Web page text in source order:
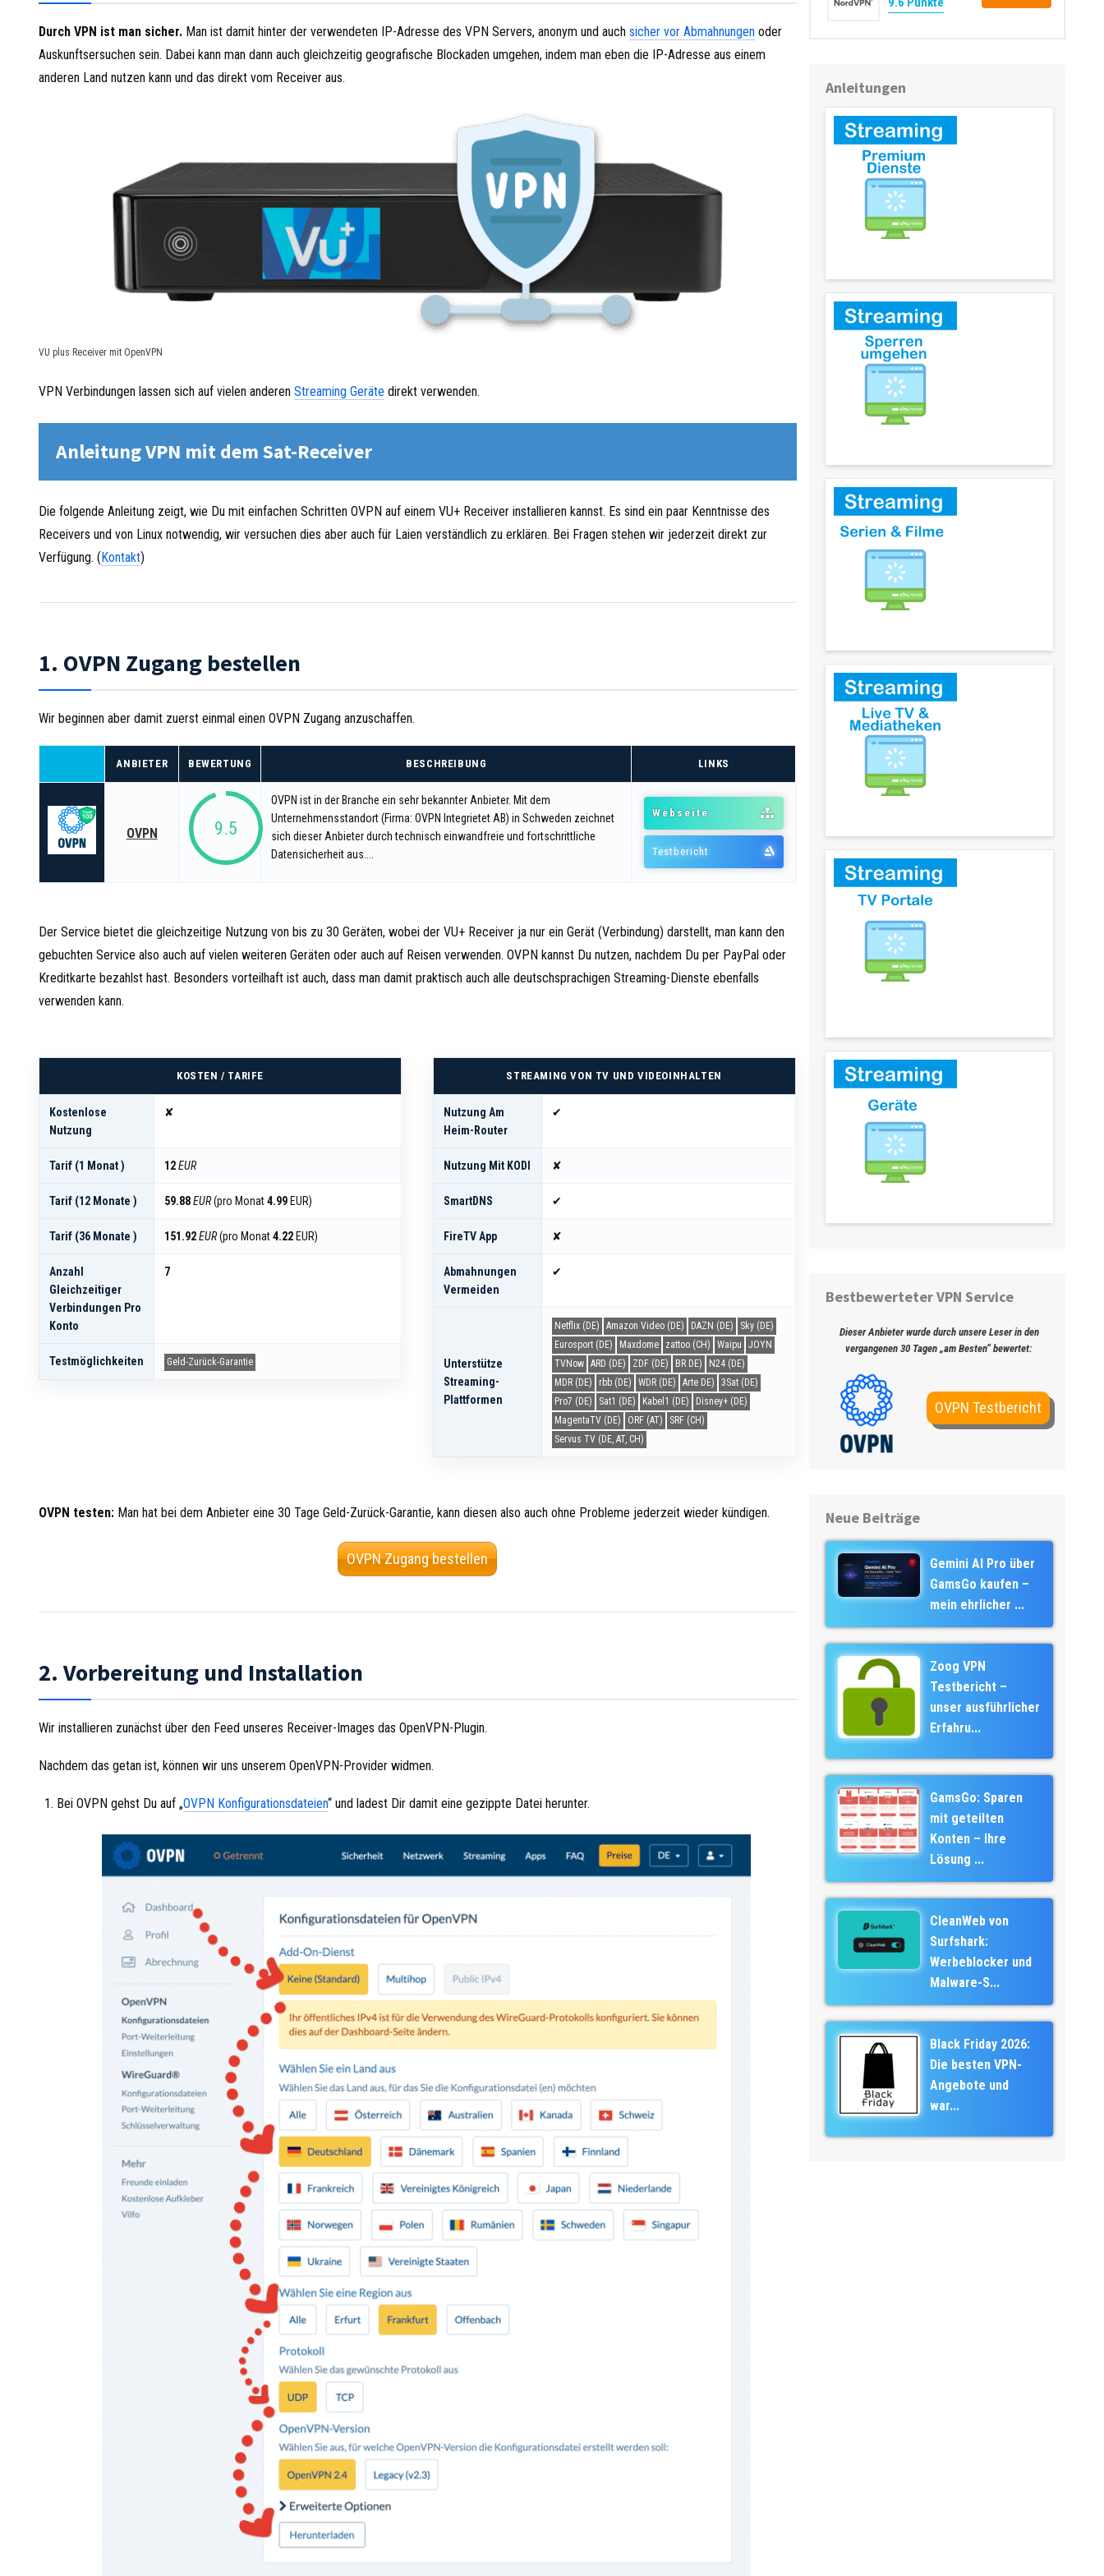
Durch VPN ist man sicher. Man ist damit hinter der verwendeten IP-Adresse des VPN Servers, anonym und auch sicher vor Abmahnungen oder
Auskunftsersuchen sein. Dabei kann man dann auch gleichzeitig geografische Blockaden umgehen, indem man eben die IP-Adresse aus einem
anderen Land nutzen kann und das direkt vom Receiver aus.
VU plus Receiver mit OpenVPN
VPN Verbindungen lassen sich auf vielen anderen Streaming Geräte direkt verwenden.
Anleitung VPN mit dem Sat-Receiver
Die folgende Anleitung zeigt, wie Du mit einfachen Schritten OVPN auf einem VU+ Receiver installieren kannst. Es sind ein paar Kenntnisse des
Receivers und von Linux notwendig, wir versuchen dies aber auch für Laien verständlich zu erklären. Bei Fragen stehen wir jederzeit direkt zur
Verfügung. (Kontakt)
1. OVPN Zugang bestellen
Wir beginnen aber damit zuerst einmal einen OVPN Zugang anzuschaffen.
ANBIETER BEWERTUNG BESCHREIBUNG LINKS
OVPN 9.5
OVPN ist in der Branche ein sehr bekannter Anbieter. Mit dem
Unternehmensstandort (Firma: OVPN Integrietet AB) in Schweden zeichnet
sich dieser Anbieter durch technisch einwandfreie und fortschrittliche
Datensicherheit aus....
Webseite
Testbericht
Der Service bietet die gleichzeitige Nutzung von bis zu 30 Geräten, wobei der VU+ Receiver ja nur ein Gerät (Verbindung) darstellt, man kann den
gebuchten Service also auch auf vielen weiteren Geräten oder auch auf Reisen verwenden. OVPN kannst Du nutzen, nachdem Du per PayPal oder
Kreditkarte bezahlst hast. Besonders vorteilhaft ist auch, dass man damit praktisch auch alle deutschsprachigen Streaming-Dienste ebenfalls
verwenden kann.
KOSTEN / TARIFE
Kostenlose
Nutzung
✘
Tarif (1 Monat ) 12EUR
Tarif (12 Monate ) 59.88EUR(pro Monat4.99 EUR)
Tarif (36 Monate ) 151.92EUR(pro Monat4.22 EUR)
Anzahl
Gleichzeitiger
Verbindungen Pro
Konto
7
Testmöglichkeiten Geld-Zurück-Garantie
STREAMING VON TV UND VIDEOINHALTEN
Nutzung Am
Heim-Router
✔
Nutzung Mit KODI ✘
SmartDNS ✔
FireTV App ✘
Abmahnungen
Vermeiden
✔
Unterstütze
Streaming-
Plattformen
Netflix (DE) Amazon Video (DE) DAZN (DE)
Sky (DE)
Eurosport (DE)
Maxdome zattoo (CH) Waipu
JOYN
TVNow ARD (DE) ZDF (DE) BR DE)
N24 (DE)
MDR (DE)
rbb (DE) WDR (DE) Arte DE)
3Sat (DE)
Pro7 (DE)
Sat1 (DE) Kabel1 (DE)
Disney+ (DE)
MagentaTV (DE)
ORF (AT)
SRF (CH)
Servus TV (DE, AT, CH)
OVPN testen: Man hat bei dem Anbieter eine 30 Tage Geld-Zurück-Garantie, kann diesen also auch ohne Probleme jederzeit wieder kündigen.
OVPN Zugang bestellen
2. Vorbereitung und Installation
Wir installieren zunächst über den Feed unseres Receiver-Images das OpenVPN-Plugin.
Nachdem das getan ist, können wir uns unserem OpenVPN-Provider widmen.
Bei OVPN gehst Du auf „OVPN Konfigurationsdateien“ und ladest Dir damit eine gezippte Datei herunter.
Anleitungen
Bestbewerteter VPN Service
Dieser Anbieter wurde durch unsere Leser in den
vergangenen 30 Tagen „am Besten“ bewertet:
OVPN Testbericht
Neue Beiträge
Gemini AI Pro über
GamsGo kaufen –
mein ehrlicher ...
Zoog VPN
Testbericht –
unser ausführlicher
Erfahru...
GamsGo: Sparen
mit geteilten
Konten – Ihre
Lösung ...
CleanWeb von
Surfshark:
Werbeblocker und
Malware-S...
Black Friday 2026:
Die besten VPN-
Angebote und
war...